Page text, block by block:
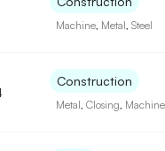
Machine Metal ,Steel
Construction
Metal ,Closing